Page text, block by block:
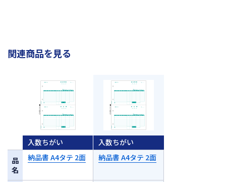
関連商品を見る
品
名
入数ちがい
納品書 A4タテ 2面
入数ちがい
納品書 A4タテ 2面